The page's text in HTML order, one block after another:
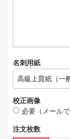
名刺用紙
校正画像
必要（メールで
注文枚数